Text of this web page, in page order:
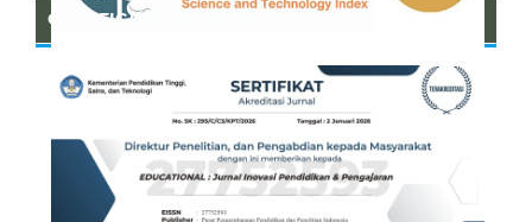
CERTIFICATE OF SINTA